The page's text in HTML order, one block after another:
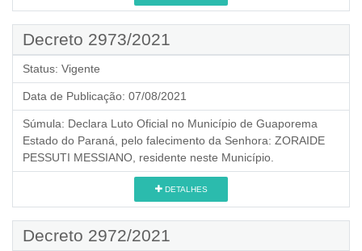
Decreto 2973/2021
Status: Vigente
Data de Publicação: 07/08/2021
Súmula: Declara Luto Oficial no Município de Guaporema
Estado do Paraná, pelo falecimento da Senhora: ZORAIDE
PESSUTI MESSIANO, residente neste Município.
DETALHES
Decreto 2972/2021